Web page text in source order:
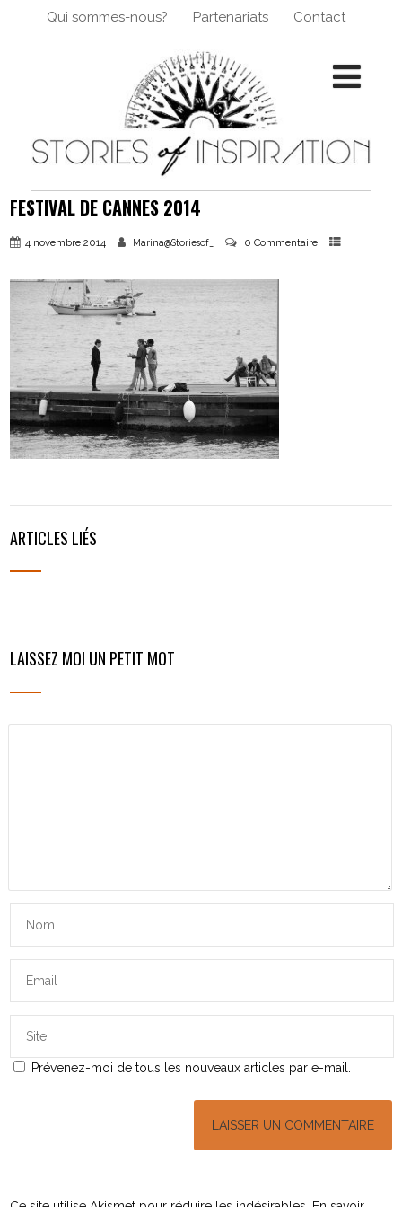
Qui sommes-nous? Partenariats Contact
FESTIVAL DE CANNES 2014
4 novembre 2014 Marina@Storiesof_ 0 Commentaire
ARTICLES LIÉS
LAISSEZ MOI UN PETIT MOT
Prévenez-moi de tous les nouveaux articles par e-mail.